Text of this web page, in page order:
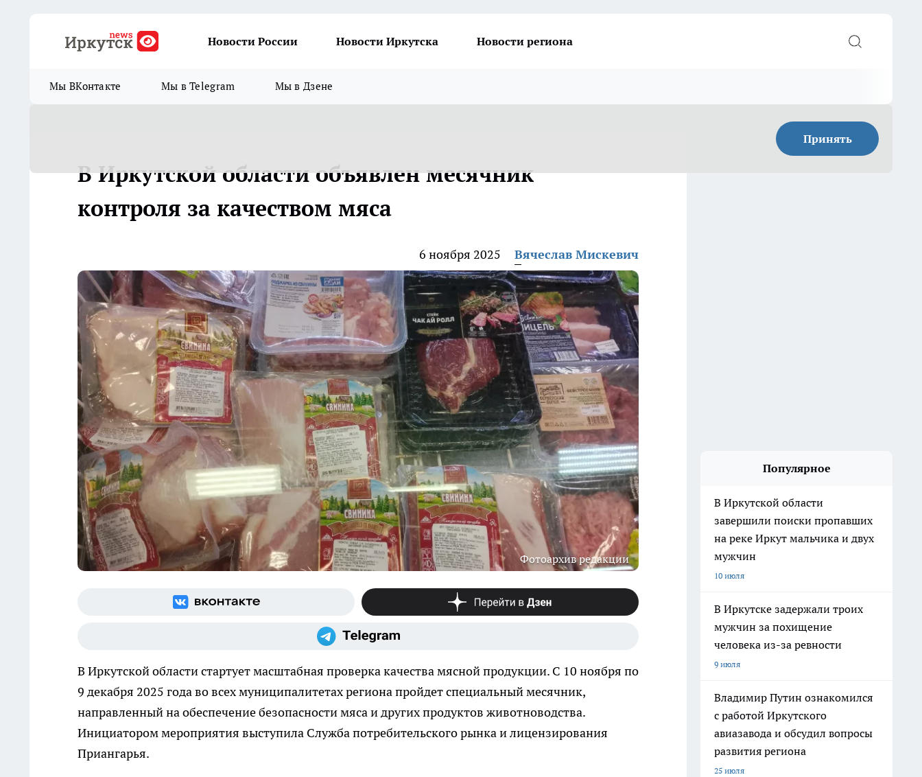
Новости России Новости Иркутска Новости региона
Мы ВКонтакте Мы в Telegram Мы в Дзене
Принять
В Иркутской области объявлен месячник
контроля за качеством мяса
6 ноября 2025 Вячеслав Мискевич
Фотоархив редакции
В Иркутской области стартует масштабная проверка качества мясной продукции. С 10 ноября по
9 декабря 2025 года во всех муниципалитетах региона пройдет специальный месячник,
направленный на обеспечение безопасности мяса и других продуктов животноводства.
Инициатором мероприятия выступила Служба потребительского рынка и лицензирования
Приангарья.
Популярное
В Иркутской области
завершили поиски пропавших
на реке Иркут мальчика и двух
мужчин
10 июля
В Иркутске задержали троих
мужчин за похищение
человека из-за ревности
9 июля
Владимир Путин ознакомился
с работой Иркутского
авиазавода и обсудил вопросы
развития региона
25 июля